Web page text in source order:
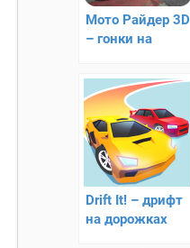
Мото Райдер 3D
– гонки на
Drift It! – дрифт
на дорожках